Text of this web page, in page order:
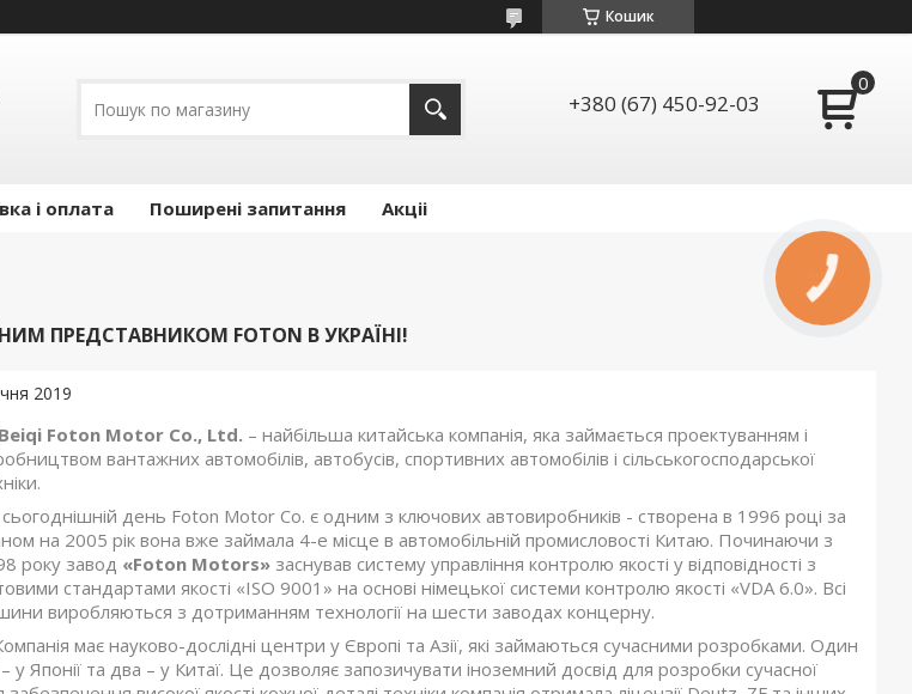
Кошик
+380 (67) 450-92-03
і оплата Поширені запитання Акціі
ПРЕДСТАВНИКОМ FOTON В УКРАЇНІ!
2019
Beiqi Foton Motor Co., Ltd. – найбільша китайська компанія, яка займається проектуванням і
вантажних автомобілів, автобусів, спортивних автомобілів і сільськогосподарської
.
день Foton Motor Co. є одним з ключових автовиробників - створена в 1996 році за
на 2005 рік вона вже займала 4-е місце в автомобільній промисловості Китаю. Починаючи з
року завод «Foton Motors» заснував систему управління контролю якості у відповідності з
стандартами якості «ISO 9001» на основі німецької системи контролю якості «VDA 6.0». Всі
виробляються з дотриманням технології на шести заводах концерну.
має науково-дослідні центри у Європі та Азії, які займаються сучасними розробками. Один
у Японії та два – у Китаї. Це дозволяє запозичувати іноземний досвід для розробки сучасної
КНОПКА
ЗВ'ЯЗКУ